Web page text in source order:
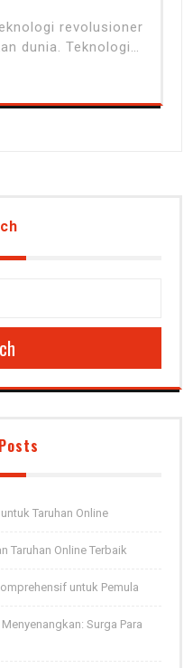
revolusioner
dunia. Teknologi…
Taruhan Online
Taruhan Online Terbaik
untuk Pemula
Surga Para